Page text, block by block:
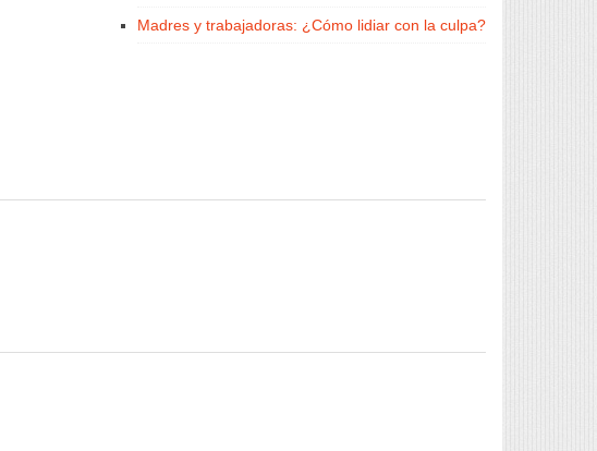
Madres y trabajadoras: ¿Cómo lidiar con la culpa?